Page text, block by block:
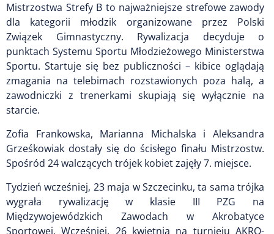
Mistrzostwa Strefy B to najważniejsze strefowe zawody
dla kategorii młodzik organizowane przez Polski
Związek Gimnastyczny. Rywalizacja decyduje o
punktach Systemu Sportu Młodzieżowego Ministerstwa
Sportu. Startuje się bez publiczności – kibice oglądają
zmagania na telebimach rozstawionych poza halą, a
zawodniczki z trenerkami skupiają się wyłącznie na
starcie.
Zofia Frankowska, Marianna Michalska i Aleksandra
Grześkowiak dostały się do ścisłego finału Mistrzostw.
Spośród 24 walczących trójek kobiet zajęły 7. miejsce.
Tydzień wcześniej, 23 maja w Szczecinku, ta sama trójka
wygrała rywalizację w klasie III PZG na
Międzywojewódzkich Zawodach w Akrobatyce
Sportowej. Wcześniej, 26 kwietnia na turnieju AKRO-